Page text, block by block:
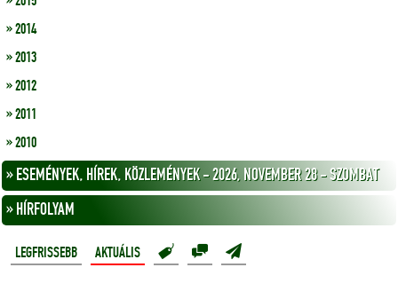
» 2014
» 2013
» 2012
» 2011
» 2010
» ESEMÉNYEK, HÍREK, KÖZLEMÉNYEK - 2026, NOVEMBER 28 - SZOMBAT
» HÍRFOLYAM
LEGFRISSEBB AKTUÁLIS